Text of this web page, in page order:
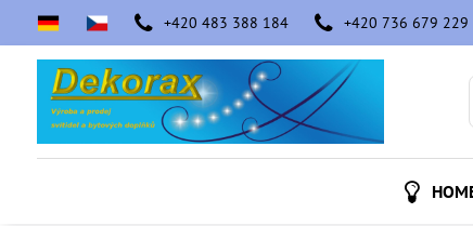
+420 483 388 184 +420 736 679 229